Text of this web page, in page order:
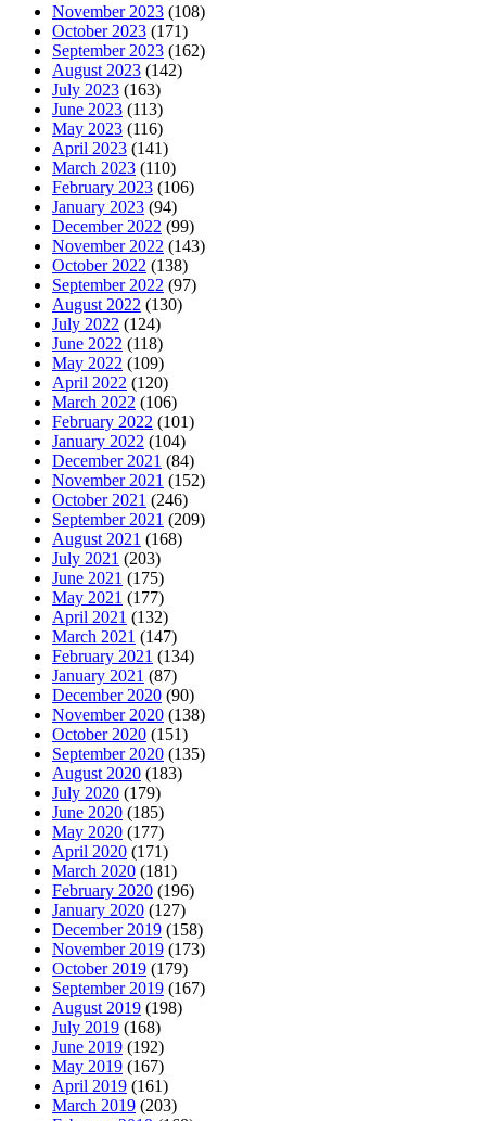
November 2023 (108)
October 2023 (171)
September 2023 (162)
August 2023 (142)
July 2023 (163)
June 2023 (113)
May 2023 (116)
April 2023 (141)
March 2023 (110)
February 2023 (106)
January 2023 (94)
December 2022 (99)
November 2022 (143)
October 2022 (138)
September 2022 (97)
August 2022 (130)
July 2022 (124)
June 2022 (118)
May 2022 (109)
April 2022 (120)
March 2022 (106)
February 2022 (101)
January 2022 (104)
December 2021 (84)
November 2021 (152)
October 2021 (246)
September 2021 (209)
August 2021 (168)
July 2021 (203)
June 2021 (175)
May 2021 (177)
April 2021 (132)
March 2021 (147)
February 2021 (134)
January 2021 (87)
December 2020 (90)
November 2020 (138)
October 2020 (151)
September 2020 (135)
August 2020 (183)
July 2020 (179)
June 2020 (185)
May 2020 (177)
April 2020 (171)
March 2020 (181)
February 2020 (196)
January 2020 (127)
December 2019 (158)
November 2019 (173)
October 2019 (179)
September 2019 (167)
August 2019 (198)
July 2019 (168)
June 2019 (192)
May 2019 (167)
April 2019 (161)
March 2019 (203)